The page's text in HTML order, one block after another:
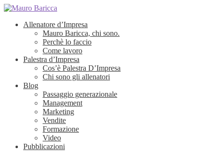
Allenatore d’Impresa
Mauro Baricca, chi sono.
Perchè lo faccio
Come lavoro
Palestra d’Impresa
Cos’è Palestra D’Impresa
Chi sono gli allenatori
Blog
Passaggio generazionale
Management
Marketing
Vendite
Formazione
Video
Pubblicazioni